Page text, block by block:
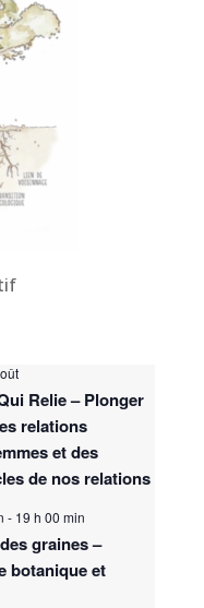
Relie – Plonger
relations
et des
de nos relations
- 19 h 00 min
graines –
botanique et